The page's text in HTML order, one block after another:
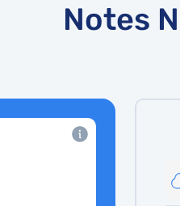
Notes